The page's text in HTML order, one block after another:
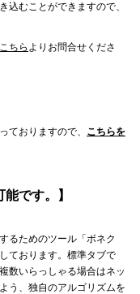
込むことができますので、
こちら よりお問合せくださ
ておりますので、 こちらを
です。】
るためのツール「ボネク
ております。標準タブで
数いらっしゃる場合はネッ
う、独自のアルゴリズムを